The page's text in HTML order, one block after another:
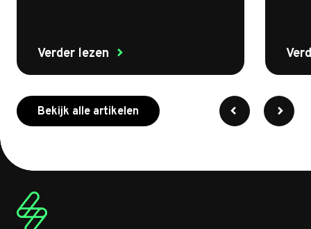
Verder lezen
Bekijk alle artikelen meer over myenergi